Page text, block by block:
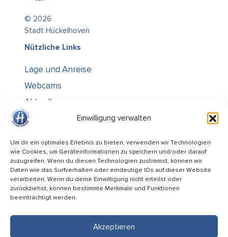
Einwilligung verwalten
Um dir ein optimales Erlebnis zu bieten, verwenden wir Technologien
wie Cookies, um Geräteinformationen zu speichern und/oder darauf
zuzugreifen. Wenn du diesen Technologien zustimmst, können wir
Daten wie das Surfverhalten oder eindeutige IDs auf dieser Website
verarbeiten. Wenn du deine Einwilligung nicht erteilst oder
zurückziehst, können bestimmte Merkmale und Funktionen
beeinträchtigt werden.
Akzeptieren
© 2026
Stadt Hückelhoven
Nützliche Links
Lage und Anreise
Webcams
Aktuelles
Über uns
Kontakt / Öffnungszeiten
Alle Ämter
Stellenausschreibungen
Rechtliches